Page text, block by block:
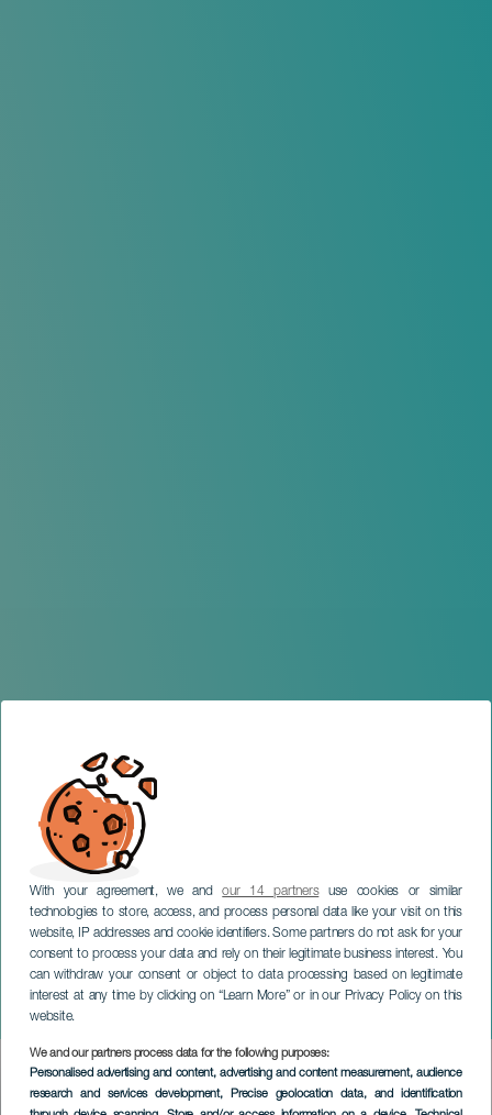
With your agreement, we andour 14 partnersuse cookies or similar
technologies to store, access, and process personal data like your visit on this
website, IP addresses and cookie identifiers. Some partners do not ask for your
consent to process your data and rely on their legitimate business interest. You
can withdraw your consent or object to data processing based on legitimate
interest at any time by clicking on “Learn More” or in our Privacy Policy on this
website.
We and our partners process data for the following purposes:
Personalised advertising and content, advertising and content measurement, audience
research and services development, Precise geolocation data, and identification
Reggaeton Beach Festival.
Gran Canaria
GRAN CANARIA
Imagen
Listado